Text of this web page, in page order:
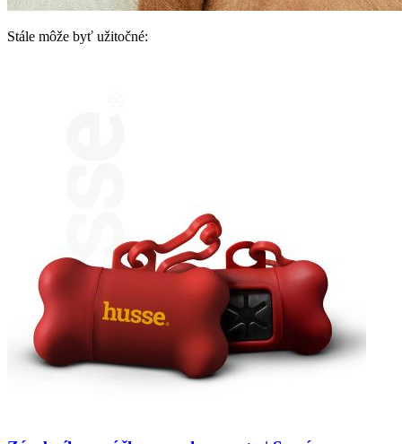
Stále môže byť užitočné: